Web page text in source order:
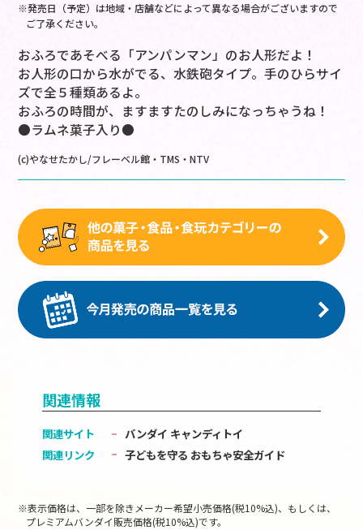
※発売日（予定）は地域・店舗などによって異なる場合がございますので
ご了承ください。
おふろであそべる「アンパンマン」のお人形だよ！
お人形の口から水がでる、水鉄砲タイプ。手のひらサイ
ズで全５種類あるよ。
おふろの時間が、ますますたのしみになっちゃうね！
●ラムネ菓子入り●
(c)やなせたかし/フレーベル館・TMS・NTV
関連情報
関連サイト
バンダイ キャンディトイ
関連リンク
子どもを守る おもちゃ安全ガイド
※表示価格は、一部を除きメーカー希望小売価格(税10%込)、もしくは、
プレミアムバンダイ販売価格(税10%込)です。